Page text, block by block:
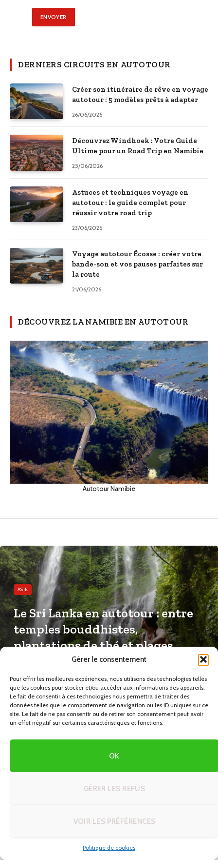
Gérer le consentement
Pour offrir les meilleures expériences, nous utilisons des technologies telles
que les cookies pour stocker et/ou accéder aux informations des appareils.
Le fait de consentir à ces technologies nous permettra de traiter des
données telles que le comportement de navigation ou les ID uniques sur ce
site. Le fait de ne pas consentir ou de retirer son consentement peut avoir
un effet négatif sur certaines caractéristiques et fonctions.
OK
GÉRER LES REFUS
VOIR LES PRÉFÉRENCES
Politique de cookies
DERNIERS CIRCUITS EN AUTOTOUR
Créer son itinéraire de rêve en voyage
autotour : 5 modèles prêts à adapter
26/06/2026
Découvrez Windhoek : Votre Guide
Ultime pour un Road Trip en Namibie
25/06/2026
Astuces et techniques voyage en
autotour : le guide complet pour
réussir votre road trip
23/06/2026
Voyage autotour Écosse : créer votre
bande-son et vos pauses parfaites sur
la route
21/06/2026
DÉCOUVREZ LA NAMIBIE EN AUTOTOUR
Autotour Namibie
Tourisme Sri Lanka
ASIE
Le Sri Lanka en autotour : entre
temples bouddhistes,
plantations de thé et plages
idylliques
31/10/2023
Découvrir le Sri Lanka en autotour, c’est s’offrir une
expérience unique au cœur d’une île aux mille facettes. Ce
petit pays d’Asie du Sud, anciennement connu sous le
nom de Ceylan, regorge de merveilles naturelles,
vous fascinent le plus.
Au fil de votre périple, vous découvrirez une grande